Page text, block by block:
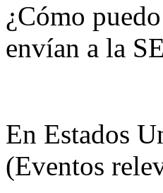
¿Cómo
envían a la
En Estados
(Eventos